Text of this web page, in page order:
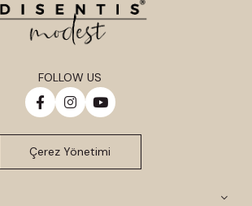
FOLLOW US
Çerez Yönetimi